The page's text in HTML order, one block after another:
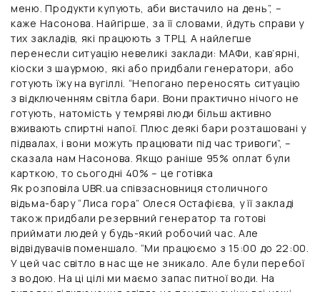
меню. Продукти купують, аби вистачило на день”, –
каже Насонова. Найгірше, за її словами, йдуть справи у
тих закладів, які працюють з ТРЦ. А найлегше
перенесли ситуацію невеликі заклади: МАФи, кав’ярні,
кіоски з шаурмою, які або придбали генератори, або
готують їжу на вугіллі. “Непогано переносять ситуацію
з відключенням світла бари. Вони практично нічого не
готують, натомість у темряві люди більш активно
вживають спиртні напої. Плюс деякі бари розташовані у
підвалах, і вони можуть працювати під час тривоги”, –
сказала нам Насонова. Якщо раніше 95% оплат були
карткою, то сьогодні 40% – це готівка
Як розповіла UBR.ua співзасновниця столичного
відьма-бару “Лиса гора” Олеся Остафієва, у її закладі
також придбали резервний генератор та готові
приймати людей у ​​будь-який робочий час. Але
відвідувачів поменшало. “Ми працюємо з 15:00 до 22:00.
У цей час світло в нас ще не зникало. Але були перебої
з водою. На ці цілі ми маємо запас питної води. На